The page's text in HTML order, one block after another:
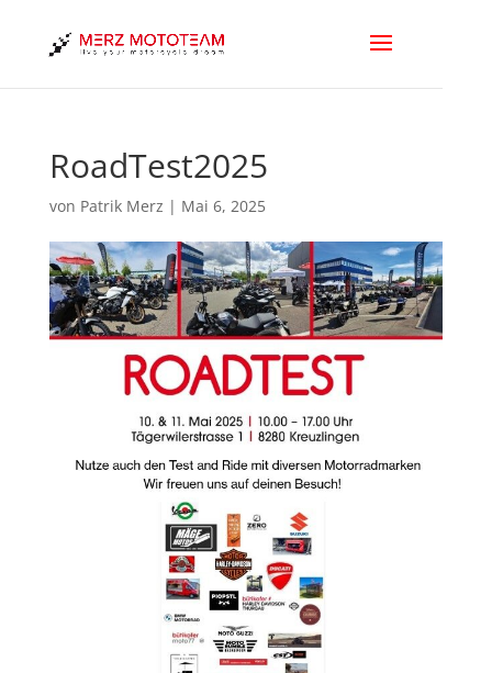
RoadTest2025
von Patrik Merz | Mai 6, 2025